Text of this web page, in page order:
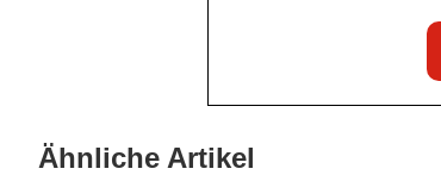
Ähnliche Artikel
Brauerei Schwechat: Georg Gartner